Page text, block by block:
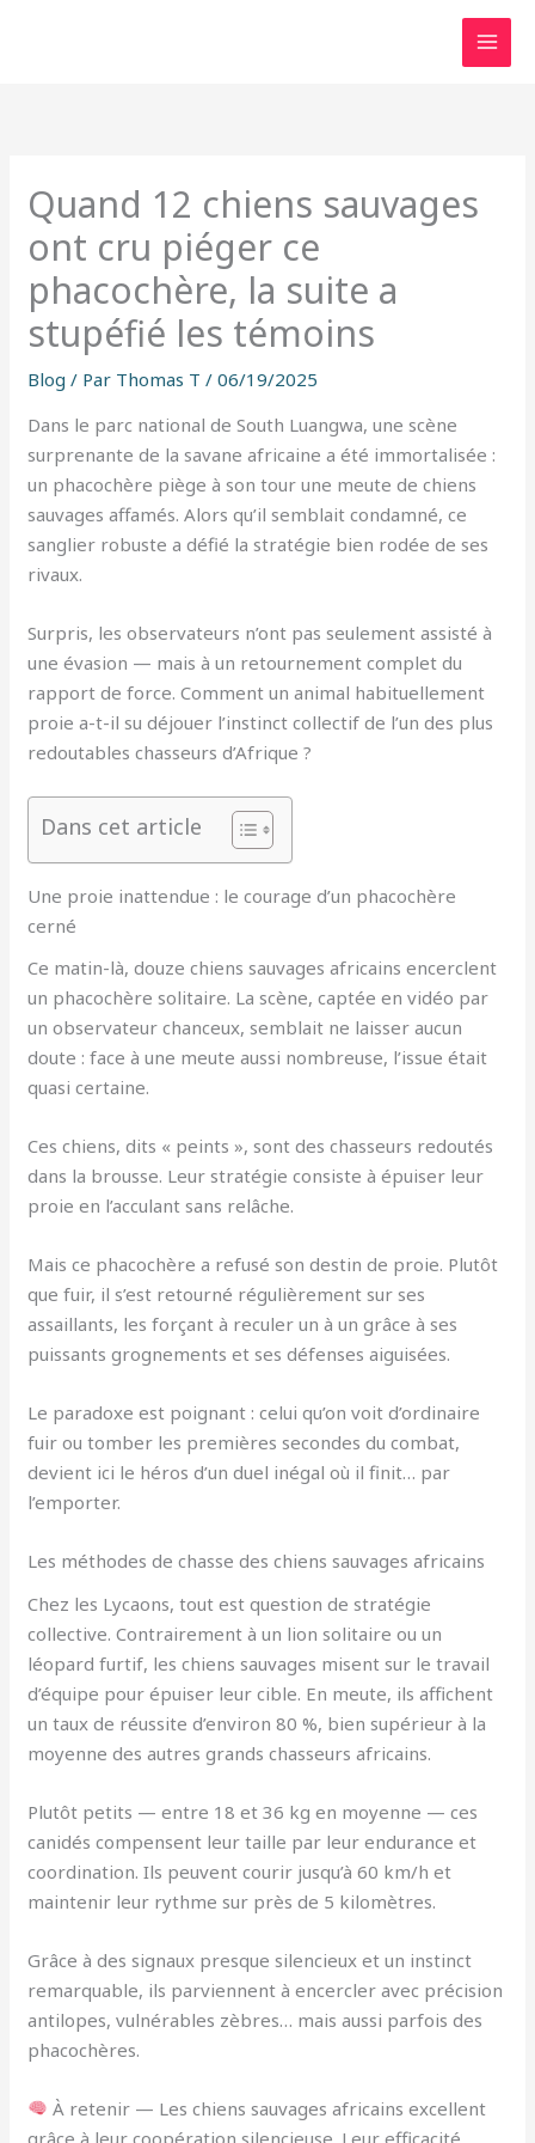
Quand 12 chiens sauvages
ont cru piéger ce
phacochère, la suite a
stupéfié les témoins
Blog / Par Thomas T/06/19/2025
Dans le parc national de South Luangwa, une scène
surprenante de la savane africaine a été immortalisée :
un phacochère piège à son tour une meute de chiens
sauvages affamés. Alors qu’il semblait condamné, ce
sanglier robuste a défié la stratégie bien rodée de ses
rivaux.
Surpris, les observateurs n’ont pas seulement assisté à
une évasion — mais à un retournement complet du
rapport de force. Comment un animal habituellement
proie a-t-il su déjouer l’instinct collectif de l’un des plus
redoutables chasseurs d’Afrique ?
Dans cet article
Une proie inattendue : le courage d’un phacochère
cerné
Ce matin-là, douze chiens sauvages africains encerclent
un phacochère solitaire. La scène, captée en vidéo par
un observateur chanceux, semblait ne laisser aucun
doute : face à une meute aussi nombreuse, l’issue était
quasi certaine.
Ces chiens, dits « peints », sont des chasseurs redoutés
dans la brousse. Leur stratégie consiste à épuiser leur
proie en l’acculant sans relâche.
Mais ce phacochère a refusé son destin de proie. Plutôt
que fuir, il s’est retourné régulièrement sur ses
assaillants, les forçant à reculer un à un grâce à ses
puissants grognements et ses défenses aiguisées.
Le paradoxe est poignant : celui qu’on voit d’ordinaire
fuir ou tomber les premières secondes du combat,
devient ici le héros d’un duel inégal où il finit… par
l’emporter.
Les méthodes de chasse des chiens sauvages africains
Chez les Lycaons, tout est question de stratégie
collective. Contrairement à un lion solitaire ou un
léopard furtif, les chiens sauvages misent sur le travail
d’équipe pour épuiser leur cible. En meute, ils affichent
un taux de réussite d’environ 80 %, bien supérieur à la
moyenne des autres grands chasseurs africains.
Plutôt petits — entre 18 et 36 kg en moyenne — ces
canidés compensent leur taille par leur endurance et
coordination. Ils peuvent courir jusqu’à 60 km/h et
maintenir leur rythme sur près de 5 kilomètres.
Grâce à des signaux presque silencieux et un instinct
remarquable, ils parviennent à encercler avec précision
antilopes, vulnérables zèbres… mais aussi parfois des
phacochères.
À retenir — Les chiens sauvages africains excellent
grâce à leur coopération silencieuse. Leur efficacité